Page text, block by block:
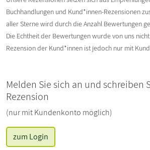
Buchhandlungen und Kund*innen-Rezensionen
aller Sterne wird durch die Anzahl Bewertungen
Die Echtheit der Bewertungen wurde von uns
Rezension der Kund*innen ist jedoch nur mit
Melden Sie sich an und schreiben
Rezension
(nur mit Kundenkonto möglich)
zum Login